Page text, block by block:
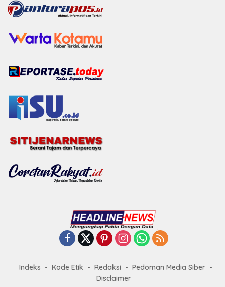
Indeks Kode Etik Redaksi
Pedoman Media Siber
Disclaimer